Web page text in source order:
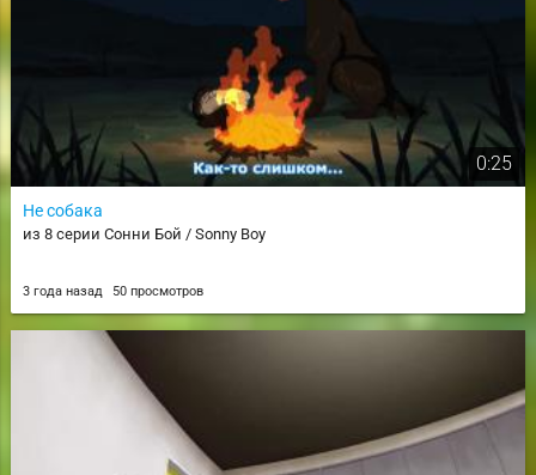
0:25
Не собака
из 8 серии Сонни Бой / Sonny Boy
3 года назад 50 просмотров